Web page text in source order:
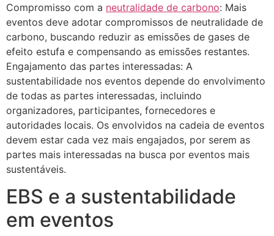
Compromisso com a neutralidade de carbono: Mais
eventos deve adotar compromissos de neutralidade de
carbono, buscando reduzir as emissões de gases de
efeito estufa e compensando as emissões restantes.
Engajamento das partes interessadas: A
sustentabilidade nos eventos depende do envolvimento
de todas as partes interessadas, incluindo
organizadores, participantes, fornecedores e
autoridades locais. Os envolvidos na cadeia de eventos
devem estar cada vez mais engajados, por serem as
partes mais interessadas na busca por eventos mais
sustentáveis.
EBS e a sustentabilidade
em eventos